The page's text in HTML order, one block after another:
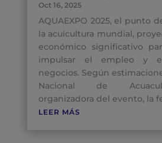
Oct 16, 2025
AQUAEXPO 2025, el punto
la acuicultura mundial,
económico significativo
impulsar el empleo y
negocios. Según
Nacional de
organizadora del evento, la
LEER MÁS